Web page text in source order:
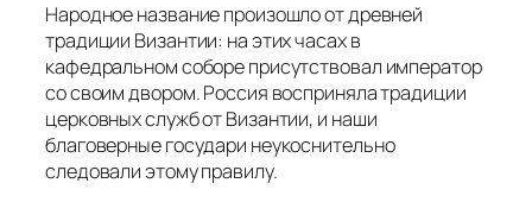
Народное название произошло от древней
традиции Византии: на этих часах в
кафедральном соборе присутствовал император
со своим двором. Россия восприняла традиции
церковных служб от Византии, и наши
благоверные государи неукоснительно
следовали этому правилу.